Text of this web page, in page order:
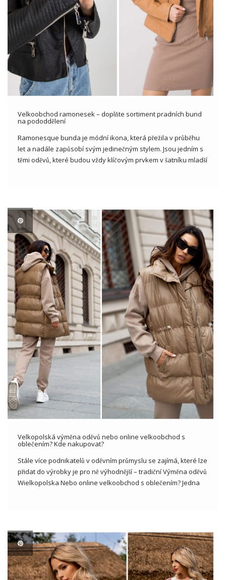
Velkoobchod ramonesek – doplňte sortiment pradních bund
na pododdělení
Ramonesque bunda je módní ikona, která přežila v průběhu
let a nadále zapůsobí svým jedinečným stylem. Jsou jedním s
těmi oděvů, které budou vždy klíčovým prvkem v šatníku mladší
Velkopolská výměna oděvů nebo online velkoobchod s
oblečením? Kde nakupovat?
Stále více podnikatelů v oděvním průmyslu se zajímá, které lze
přidat do výrobky je pro ně výhodnější – tradiční Výměna oděvů
Wielkopolska Nebo online velkoobchod s oblečením? Jedna